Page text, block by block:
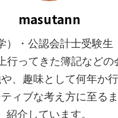
masutann
）・公認会計士受験生
行ってきた簿記などの
、趣味として何年か
ィブな考え方に至る
紹介しています。